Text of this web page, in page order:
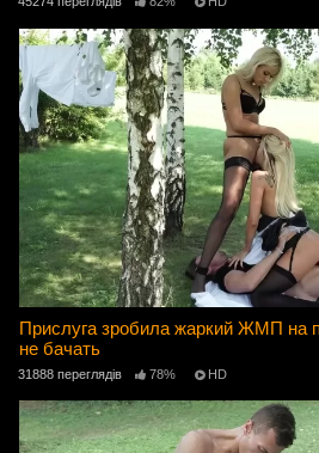
Прислуга зробила жаркий ЖМП на
не бачать
31888 переглядів 78% HD